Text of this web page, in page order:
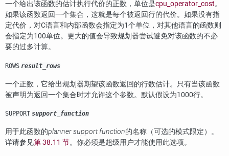
一个给出该函数的估计执行代价的正数，单位是cpu_operator_cost。
如果该函数返回一个集合，这就是每个被返回行的代价。如果没有指
定代价，对C语言和内部函数会指定为1个单位，对其他语言的函数则
会指定为100单位。更大的值会导致规划器尝试避免对该函数的不必
要的过多计算。
ROWS result_rows
一个正数，它给出规划器期望该函数返回的行数估计。只有当该函数
被声明为返回一个集合时才允许这个参数。默认假设为1000行。
SUPPORT support_function
用于此函数的planner support function的名称（可选的模式限定）。
详请参见第 38.11 节。你必须是超级用户才能使用此选项。